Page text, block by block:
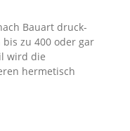
Bauart druck-
zu 400 oder gar
wird die
hermetisch